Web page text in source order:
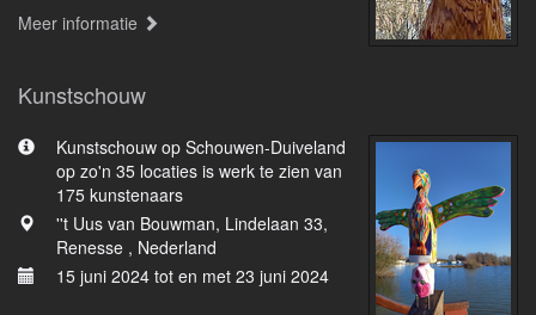
Meer informatie
Kunstschouw
Kunstschouw op Schouwen-Duiveland
op zo'n 35 locaties is werk te zien van
175 kunstenaars
''t Uus van Bouwman, Lindelaan 33,
Renesse , Nederland
15 juni 2024 tot en met 23 juni 2024